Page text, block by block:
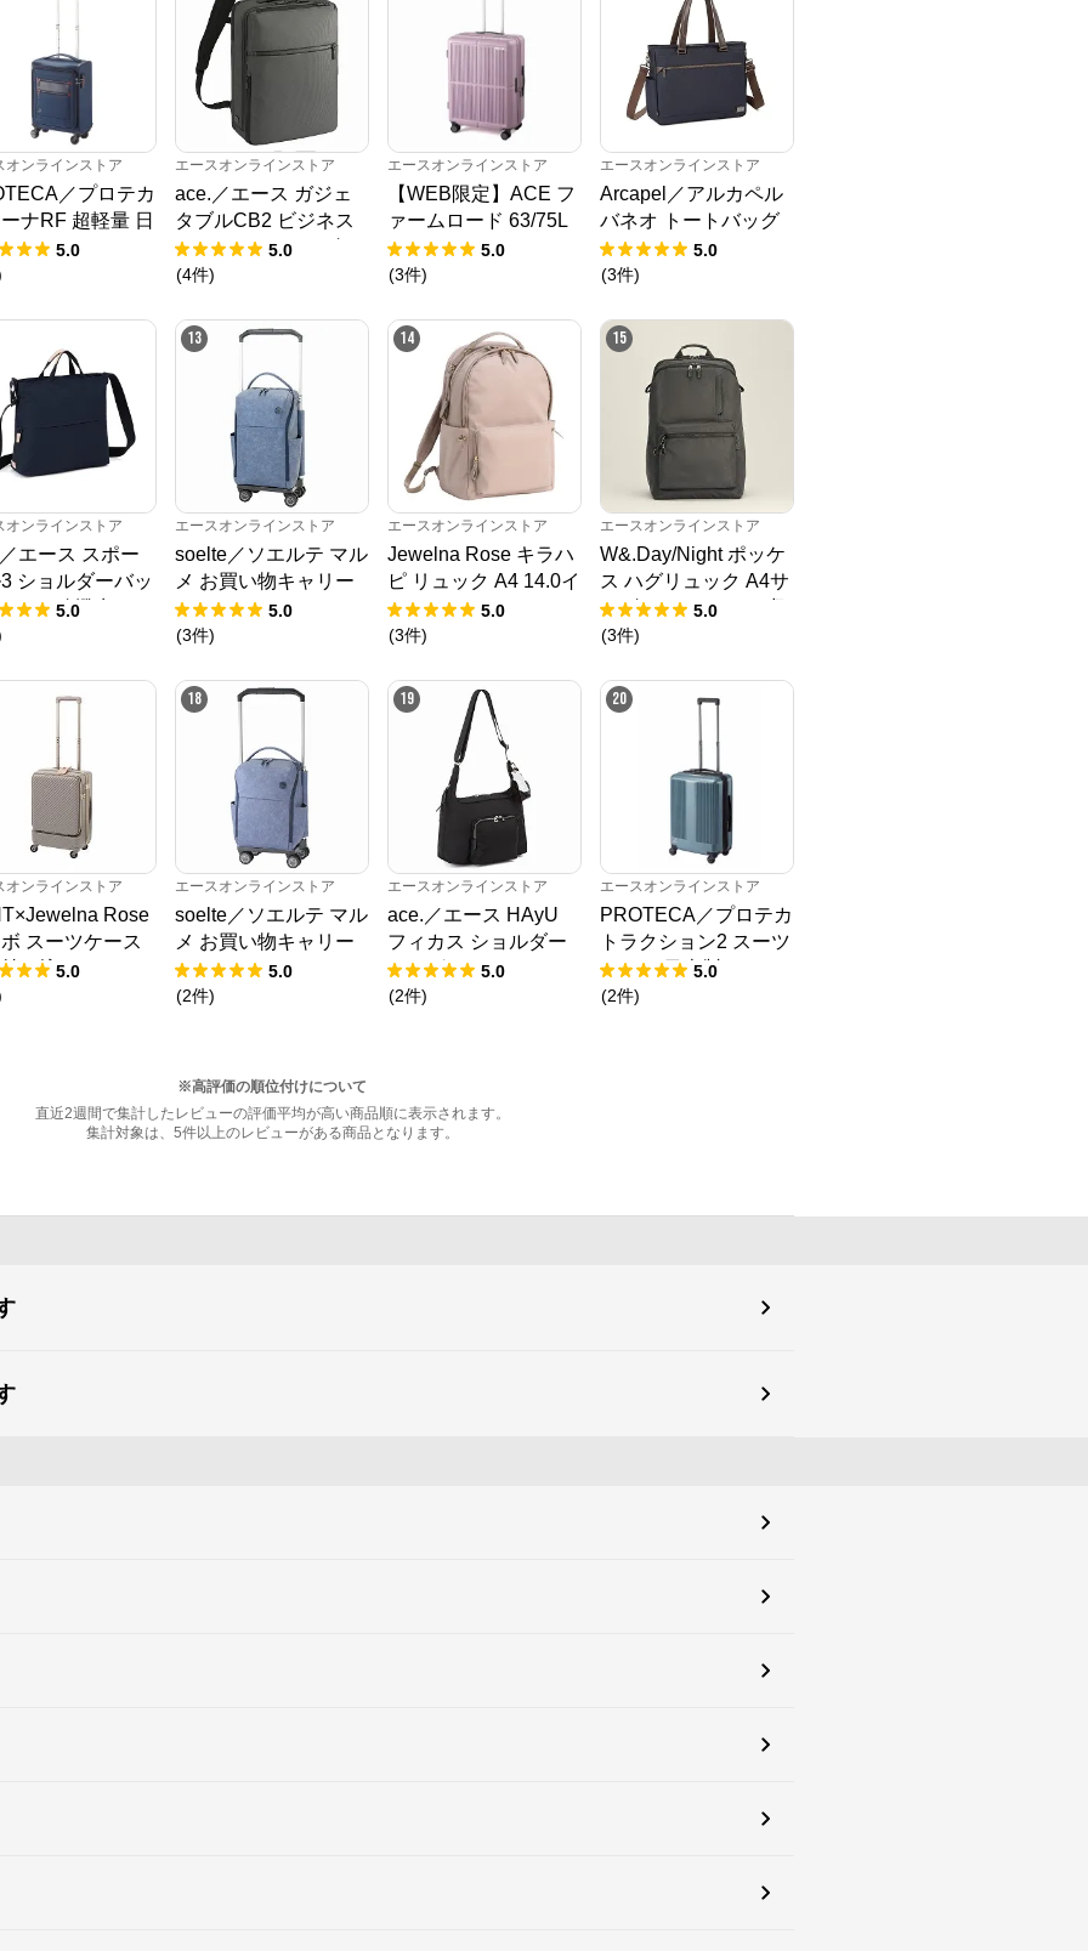
オンラインストア
／プロテカ
ナRF 超軽量 日
ャリーケース
12821
5.0
エースオンラインストア
ace.／エース ガジェ
タブルCB2 ビジネス
リュック A4サイズ 1
4.0インチ 14L 20022
5.0
(4件)
エースオンラインストア
【WEB限定】ACE フ
ァームロード 63/75L
スーツケース エキス
パンド機能 05892
5.0
(3件)
エースオンラインストア
Arcapel／アルカペル
バネオ トートバッグ
15L 68834 5.0
(3件)
オンラインストア
エース スポー
ショルダーバッ
サイズ 撥水 178
5.0
13
エースオンラインストア
soelte／ソエルテ マル
メ お買い物キャリー
27L 35983 5.0
(3件)
14
エースオンラインストア
Jewelna Rose キラハ
ピ リュック A4 14.0イ
ンチPC 16212
5.0
(3件)
15
エースオンラインストア
W&.Day/Night ポッケ
ス ハグリュック A4サ
イズ 14.0インチPC収
納 20212
5.0
(3件)
オンラインストア
Rose
スーツケース
ち込み 06820
5.0
18
エースオンラインストア
soelte／ソエルテ マル
メ お買い物キャリー
23L 35982 5.0
(2件)
19
エースオンラインストア
ace.／エース HAyU
フィカス ショルダー
バッグ 19103
5.0
(2件)
20
エースオンラインストア
PROTECA／プロテカ
トラクション2 スーツ
ケース 日本製 39/45L
エキスパンド 機内持
5.0
(2件)
※高評価の順位付けについて
直近2週間で集計したレビューの評価平均が高い商品順に表示されます。
集計対象は、5件以上のレビューがある商品となります。
エースオンラインストア
公式ECサイト
エースオンラインストア からのコメント
かばんの総合メーカー、エースの公式サイト。
スーツケース、ビジネスバッグなど、直営店ならではの豊富なラインナップで
ご紹介いたします。
安心のメーカー直営ストアです。